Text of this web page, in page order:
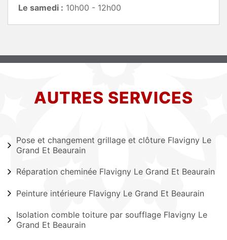
Le samedi : 10h00 - 12h00
AUTRES SERVICES
Pose et changement grillage et clôture Flavigny Le
Grand Et Beaurain
Réparation cheminée Flavigny Le Grand Et Beaurain
Peinture intérieure Flavigny Le Grand Et Beaurain
Isolation comble toiture par soufflage Flavigny Le
Grand Et Beaurain